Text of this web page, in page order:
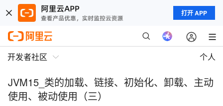
打开 APP
开发者社区 个人
JVM15_类的加载、链接、初始化、卸载、主动
使用、被动使用（三）